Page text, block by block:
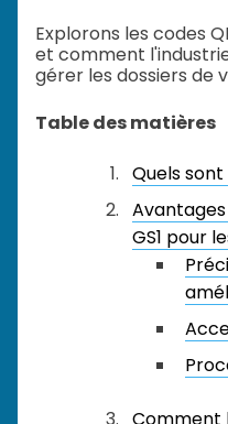
Explorons les codes
et comment
gérer les dossiers de
Table des matières
Quels sont
GS1 pour